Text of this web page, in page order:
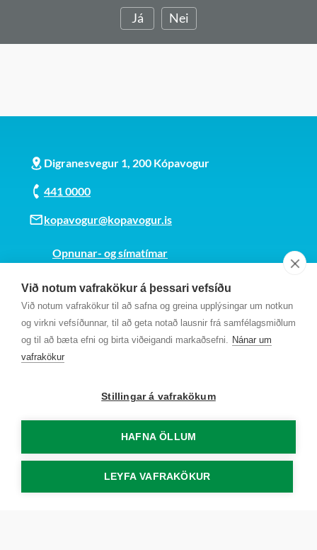
Við notum vafrakökur á þessari vefsíðu
Við notum vafrakökur til að safna og greina upplýsingar um notkun
og virkni vefsíðunnar, til að geta notað lausnir frá samfélagsmiðlum
og til að bæta efni og birta viðeigandi markaðsefni. Nánar um
vafrakökur
Stillingar á vafrakökum
HAFNA ÖLLUM
LEYFA VAFRAKÖKUR
Já Nei
Digranesvegur 1, 200 Kópavogur
441 0000
kopavogur@kopavogur.is
Opnunar- og símatímar
Kt. 700169-3759
Fundarmannagátt